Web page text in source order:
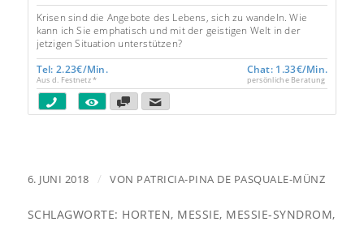
5.00
Krisen sind die Angebote des Lebens, sich zu wandeln. Wie
kann ich Sie emphatisch und mit der geistigen Welt in der
jetzigen Situation unterstützen?
Tel: 2.23€/Min.
Aus d. Festnetz *
Chat: 1.33€/Min.
persönliche Beratung
6. JUNI 2018 / VON PATRICIA-PINA DE PASQUALE-MÜNZ
SCHLAGWORTE: HORTEN, MESSIE, MESSIE-SYNDROM,